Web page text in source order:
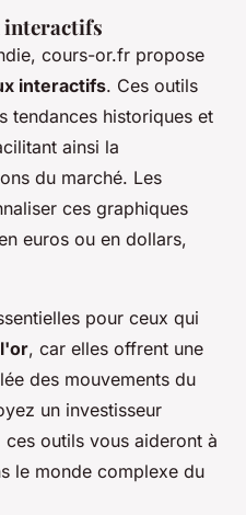
interactifs
cours-or.fr propose
interactifs. Ces outils
tendances historiques et
ainsi la
du marché. Les
ces graphiques
euros ou en dollars,
pour ceux qui
, car elles offrent une
des mouvements du
un investisseur
outils vous aideront à
le monde complexe du